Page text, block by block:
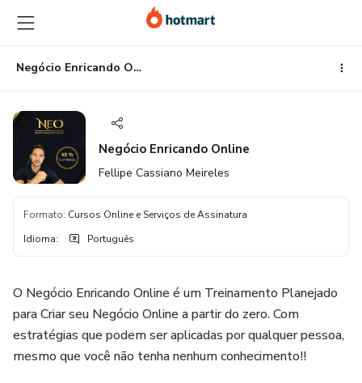
para
o
conteúdo
principal
para
o
pagamento
para
o
rodapé
Negócio Enricando Online
Negócio Enricando Online
Fellipe Cassiano Meireles
Formato: Cursos Online e Serviços de Assinatura
Idioma: Português
O Negócio Enricando Online é um Treinamento Planejado
para Criar seu Negócio Online a partir do zero. Com
estratégias que podem ser aplicadas por qualquer pessoa,
mesmo que você não tenha nenhum conhecimento!!